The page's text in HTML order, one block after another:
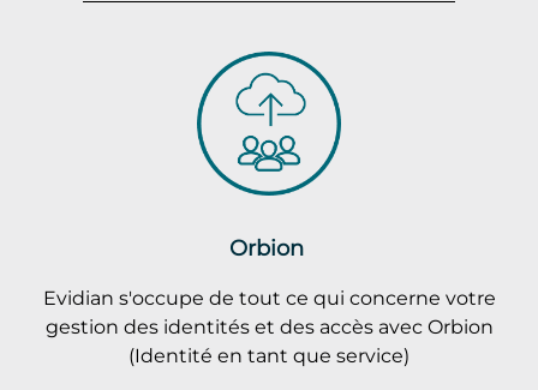
Orbion
Evidian s'occupe de tout ce qui concerne votre
gestion des identités et des accès avec Orbion
(Identité en tant que service)